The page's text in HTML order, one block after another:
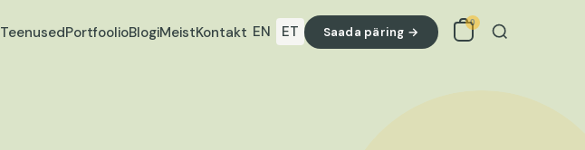
TeenusedPortfoolioBlogiMeistKontakt EN ET Saada päring →
0
Otsi